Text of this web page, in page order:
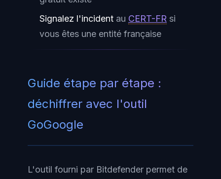
Signalez l'incident au CERT-FR si
vous êtes une entité française
Guide étape par étape :
déchiffrer avec l'outil
GoGoogle
L'outil fourni par Bitdefender permet de